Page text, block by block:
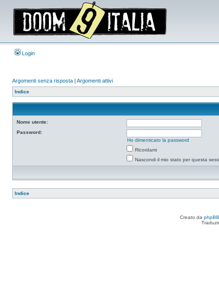
Login
Argomenti senza risposta | Argomenti attivi
Indice
Nome utente:
Password:
Ho dimenticato la password
Ricordami
Nascondi il mio stato per questa
Indice
Creato da phpBB